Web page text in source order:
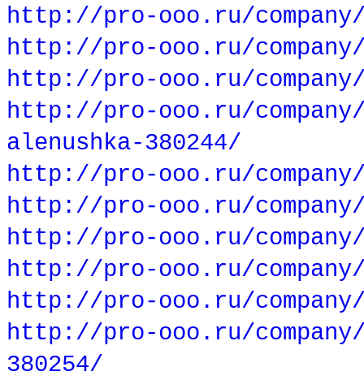
http://pro-ooo.ru/
http://pro-ooo.ru/
http://pro-ooo.ru/company/
http://pro-ooo.ru/company/
alenushka-380244/
http://pro-ooo.ru/
http://pro-ooo.ru/company/
http://pro-ooo.ru/
http://pro-ooo.ru/
http://pro-ooo.ru/company/
http://pro-ooo.ru/
380254/